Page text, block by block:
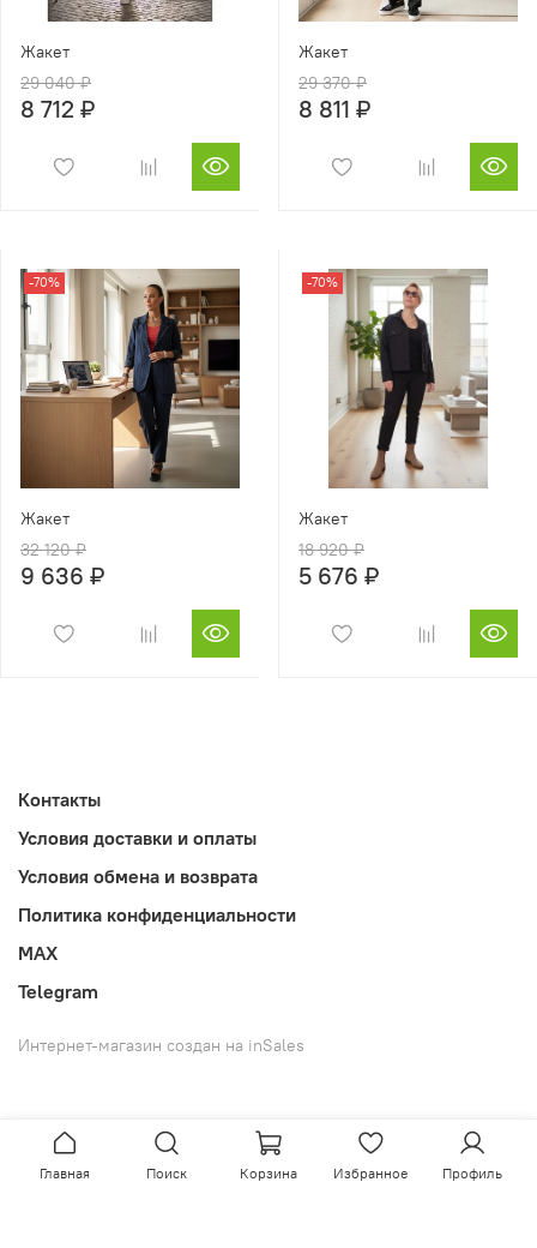
Жакет
29 040 ₽
8 712 ₽
Жакет
29 370 ₽
8 811 ₽
-70%
Жакет
32 120 ₽
9 636 ₽
-70%
Жакет
18 920 ₽
5 676 ₽
Контакты
Условия доставки и оплаты
Условия обмена и возврата
Политика конфиденциальности
MAX
Telegram
Интернет-магазин создан на inSales
Главная Поиск Корзина Избранное Профиль